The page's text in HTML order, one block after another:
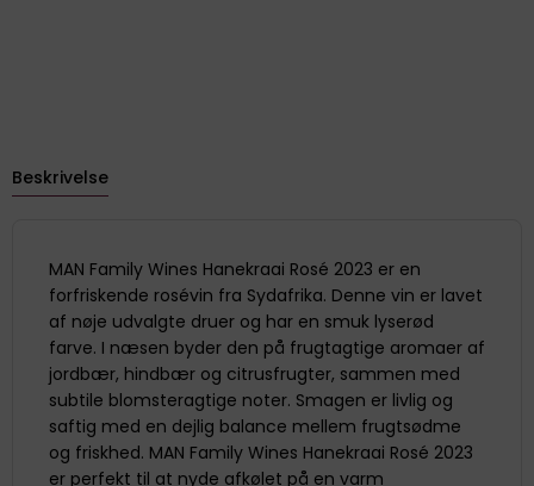
Beskrivelse
MAN Family Wines Hanekraai Rosé 2023 er en
forfriskende rosévin fra Sydafrika. Denne vin er lavet
af nøje udvalgte druer og har en smuk lyserød
farve. I næsen byder den på frugtagtige aromaer af
jordbær, hindbær og citrusfrugter, sammen med
subtile blomsteragtige noter. Smagen er livlig og
saftig med en dejlig balance mellem frugtsødme
og friskhed. MAN Family Wines Hanekraai Rosé 2023
er perfekt til at nyde afkølet på en varm